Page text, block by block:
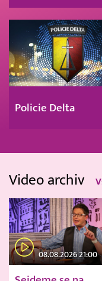
Policie Delta
Video archiv
08.08.2026 21:00